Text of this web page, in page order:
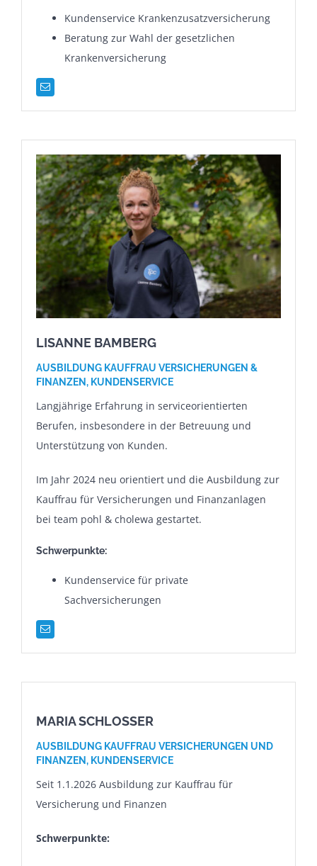
Kundenservice Krankenzusatzversicherung
Beratung zur Wahl der gesetzlichen
Krankenversicherung
LISANNE BAMBERG
AUSBILDUNG KAUFFRAU VERSICHERUNGEN &
FINANZEN, KUNDENSERVICE
Langjährige Erfahrung in serviceorientierten
Berufen, insbesondere in der Betreuung und
Unterstützung von Kunden.
Im Jahr 2024 neu orientiert und die Ausbildung zur
Kauffrau für Versicherungen und Finanzanlagen
bei team pohl & cholewa gestartet.
Schwerpunkte:
Kundenservice für private
Sachversicherungen
MARIA SCHLOSSER
AUSBILDUNG KAUFFRAU VERSICHERUNGEN UND
FINANZEN, KUNDENSERVICE
Seit 1.1.2026 Ausbildung zur Kauffrau für
Versicherung und Finanzen
Schwerpunkte: